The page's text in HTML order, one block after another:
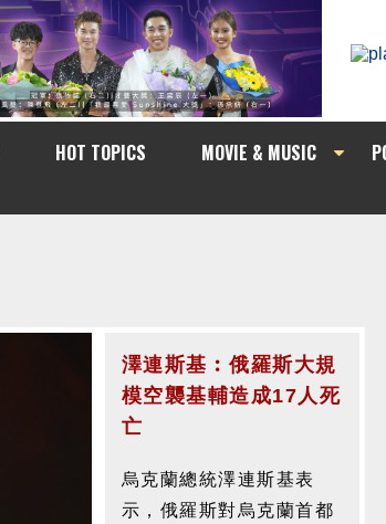
HOT TOPICS MOVIE & MUSIC
澤連斯基︰俄羅斯大規
模空襲基輔造成17人死
亡
烏克蘭總統澤連斯基表
示，俄羅斯對烏克蘭首都